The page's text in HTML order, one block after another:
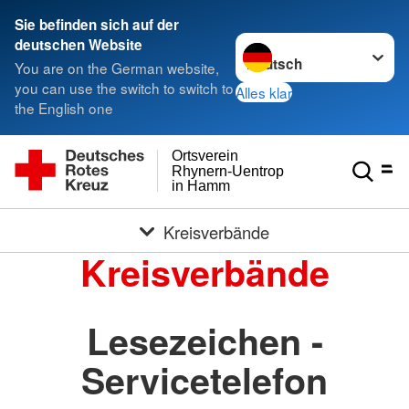
Sie befinden sich auf der
deutschen Website
You are on the German website,
you can use the switch to switch to
the English one
Sprache wechseln zu
Alles klar
in Hamm
Rhynern-Uentrop
Ortsverein
Kreisverbände
Kreisverbände
Lesezeichen -
Servicetelefon